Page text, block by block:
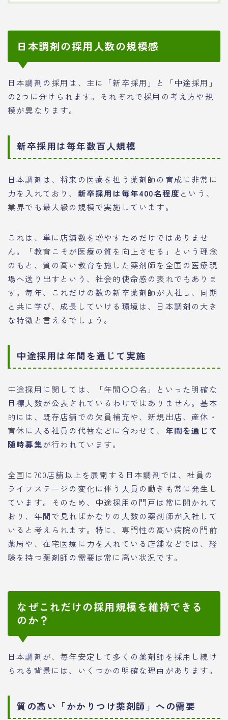
日本調剤の採用人数の規模感
日本調剤の採用は、主に「新卒採用」と「中途採用」
の2つに分けられます。それぞれで採用の考え方や規
模が異なります。
新卒採用は毎年数百人規模
日本調剤は、将来の医療を担う薬剤師の育成に非常に
力を入れており、 新卒採用は毎年400名程度 という、
業界でも最大級の規模で実施しています。
これは、単に店舗数を増やすためだけではありませ
ん。「教育こそが医療の質を向上させる」という理念
のもと、質の高い教育を施した薬剤師を全国の医療現
場へ送り出すという、社会的使命感の表れでもありま
す。毎年、これだけの数の新卒薬剤師が入社し、同期
と共に学び、成長していける環境は、日本調剤の大き
な特徴と言えるでしょう。
中途採用は年間を通じて実施
中途採用に関しては、「年間〇〇名」といった明確な
目標人数が公表されているわけではありません。基本
的には、既存店舗での欠員補充や、新規出店、産休・
育休に入る社員の代替などに合わせて、 年間を通じて
随時募集が行われています。
全国に700店舗以上を展開する日本調剤では、社員の
ライフステージの変化に伴う人員の動きも常に発生し
ています。そのため、中途採用の門戸は常に開かれて
おり、年間で見ればかなりの人数の薬剤師が入社して
いると考えられます。特に、専門性の高い病院の門前
薬局や、在宅医療に力を入れている店舗などでは、経
験を持つ薬剤師の需要は常に高い状況です。
なぜこれだけの採用規模を維持できる
のか？
日本調剤が、毎年安定して多くの薬剤師を採用し続け
られる背景には、いくつかの明確な理由があります。
質の高い「かかりつけ薬剤師」への需要